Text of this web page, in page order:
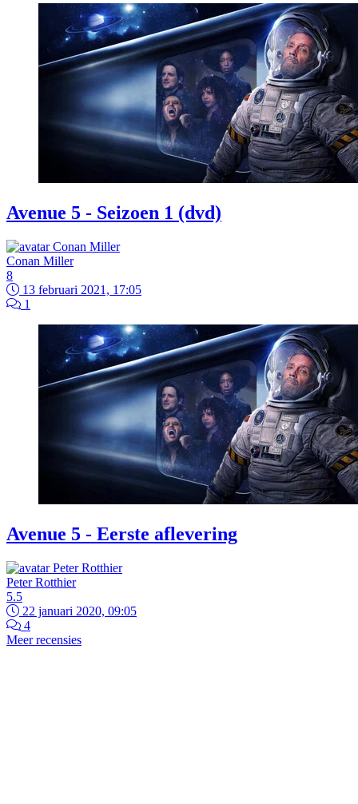
Avenue 5 - Seizoen 1 (dvd)
Conan Miller
8
13 februari 2021, 17:05
1
Avenue 5 - Eerste aflevering
Peter Rotthier
5.5
22 januari 2020, 09:05
4
Meer recensies